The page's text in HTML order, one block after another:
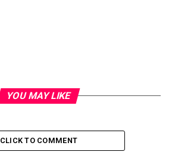
YOU MAY LIKE
CLICK TO COMMENT